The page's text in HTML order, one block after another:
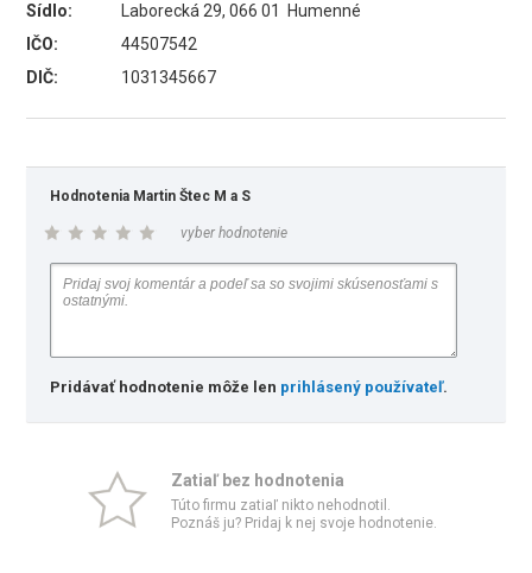
Sídlo:
Laborecká 29, 066 01 Humenné
IČO:
44507542
DIČ:
1031345667
Hodnotenia Martin Štec M a S
vyber hodnotenie
Pridávať hodnotenie môže len prihlásený používateľ.
Zatiaľ bez hodnotenia
Túto firmu zatiaľ nikto nehodnotil.
Poznáš ju? Pridaj k nej svoje hodnotenie.